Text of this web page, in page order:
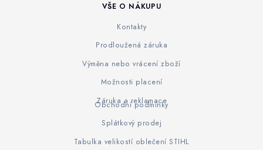
VŠE O NÁKUPU
Kontakty
Prodloužená záruka
Výměna nebo vrácení zboží
Možnosti placení
Záruka a reklamace
Obchodní podmínky
Splátkový prodej
Tabulka velikostí oblečení STIHL